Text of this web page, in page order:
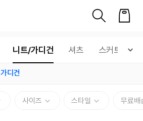
니트/가디건 셔츠 스커트
가디건
사이즈 스타일 무료배